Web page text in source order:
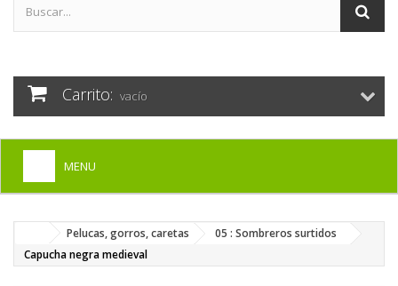
Carrito: vacío
MENU
DISFRACES PARA ADULTOS
Pelucas, gorros, caretas
05 : Sombreros surtidos
Capucha negra medieval